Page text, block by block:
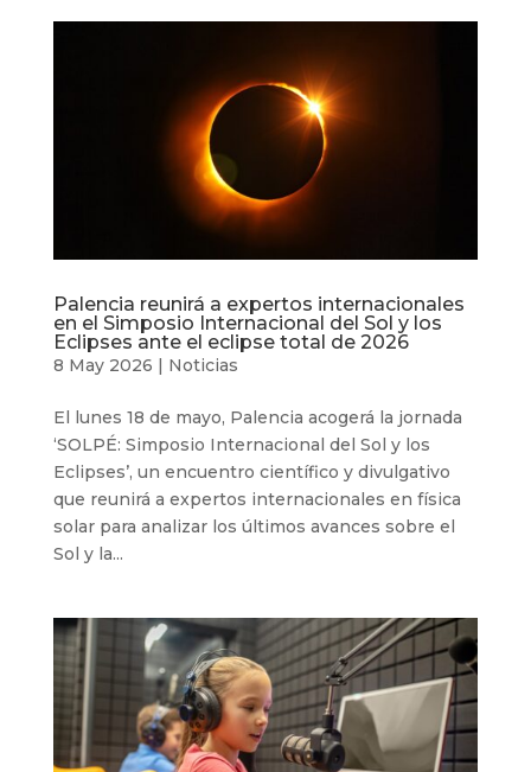
Palencia reunirá a expertos internacionales
en el Simposio Internacional del Sol y los
Eclipses ante el eclipse total de 2026
8 May 2026 | Noticias
El lunes 18 de mayo, Palencia acogerá la jornada
‘SOLPÉ: Simposio Internacional del Sol y los
Eclipses’, un encuentro científico y divulgativo
que reunirá a expertos internacionales en física
solar para analizar los últimos avances sobre el
Sol y la...